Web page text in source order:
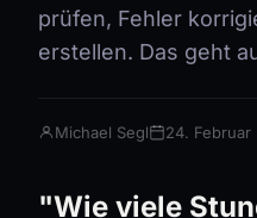
prüfen, Fehler
erstellen. Das geht
Michael Segl 24. Februar
"Wie viele